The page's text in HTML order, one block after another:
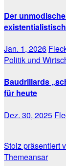
Der
Jan. 1, 2026
Politik und
Baudrillards
für heute
Dez. 30, 2025
Stolz präsentiert
Themeansar